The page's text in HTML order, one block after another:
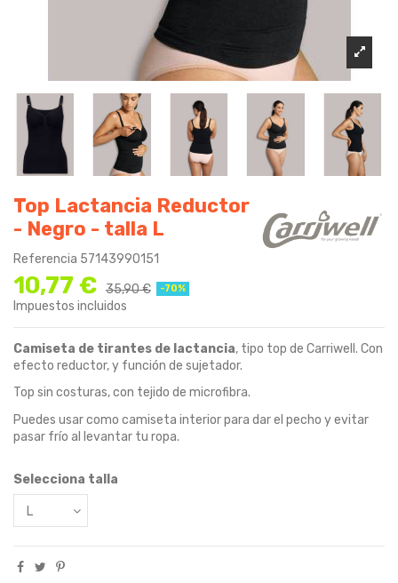
Top Lactancia Reductor
- Negro - talla L
Referencia 57143990151
10,77 € 35,90 € -70%
Impuestos incluidos
Camiseta de tirantes de lactancia, tipo top de Carriwell. Con
efecto reductor, y función de sujetador.
Top sin costuras, con tejido de microfibra.
Puedes usar como camiseta interior para dar el pecho y evitar
pasar frío al levantar tu ropa.
Selecciona talla